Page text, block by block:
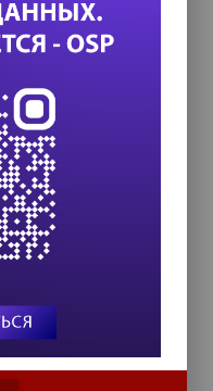
трафика и
выходе за
между
(Tagging) и
глубокую
держивают
постоянным
включает
пакетов,